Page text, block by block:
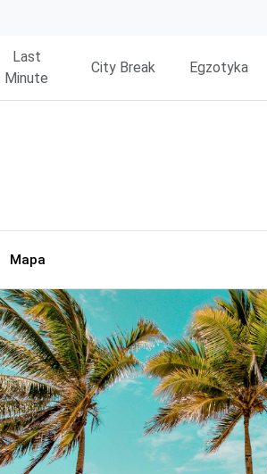
Last
Minute
City Break Egzotyka
Mapa